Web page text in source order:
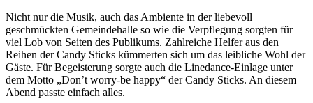
Nicht nur die Musik, auch das Ambiente in der liebevoll
geschmückten Gemeindehalle so wie die Verpflegung sorgten für
viel Lob von Seiten des Publikums. Zahlreiche Helfer aus den
Reihen der Candy Sticks kümmerten sich um das leibliche Wohl der
Gäste. Für Begeisterung sorgte auch die Linedance-Einlage unter
dem Motto „Don’t worry-be happy“ der Candy Sticks. An diesem
Abend passte einfach alles.